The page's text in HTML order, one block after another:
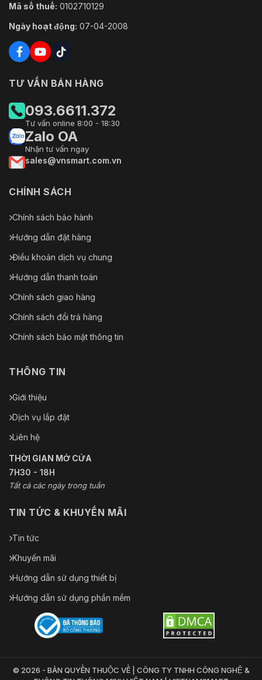
Mã số thuế: 0102710129
Ngày hoạt động: 07-04-2008
TƯ VẤN BÁN HÀNG
093.6611.372
Tư vấn online 8:00 - 18:30
Zalo OA
Nhận tư vấn ngay
sales@vnsmart.com.vn
CHÍNH SÁCH
Chính sách bảo hành
Hướng dẫn đặt hàng
Điều khoản dịch vụ chung
Hướng dẫn thanh toán
Chính sách giao hàng
Chính sách đổi trả hàng
Chính sách bảo mật thông tin
THÔNG TIN
Giới thiệu
Dịch vụ lắp đặt
Liên hệ
THỜI GIAN MỞ CỬA
7H30 - 18H
Tất cả các ngày trong tuần
TIN TỨC & KHUYẾN MÃI
Tin tức
Khuyến mãi
Hướng dẫn sử dụng thiết bị
Hướng dẫn sử dụng phần mềm
© 2026 - BẢN QUYỀN THUỘC VỀ | CÔNG TY TNHH CÔNG NGHỆ &